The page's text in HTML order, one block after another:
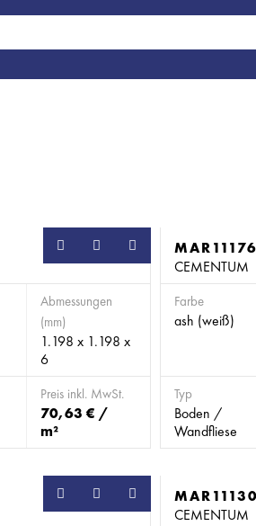
Abmessungen
(mm)
1.198 x 1.198 x
6
Preis inkl. MwSt.
70,63 € /
m²
MAR11176
CEMENTUM
Farbe
ash (weiß)
Typ
Boden /
Wandfliese
MAR11130
CEMENTUM